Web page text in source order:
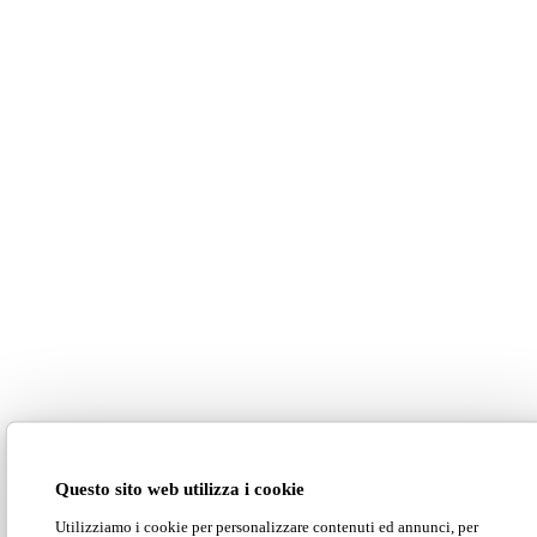
Questo sito web utilizza i cookie
Utilizziamo i cookie per personalizzare contenuti ed annunci, per